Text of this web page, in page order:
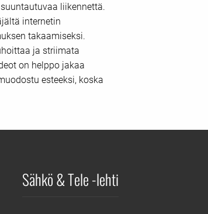
liikennettä.
internetin
takaamiseksi.
ja striimata
on helppo jakaa
esteeksi, koska
Sähkö & Tele -lehti